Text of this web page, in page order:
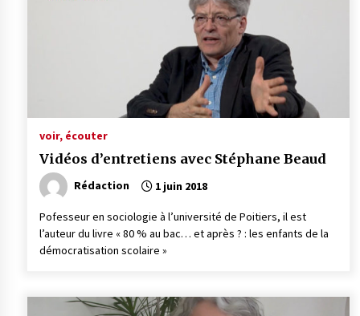
voir, écouter
Vidéos d’entretiens avec Stéphane Beaud
Rédaction 1 juin 2018
Pofesseur en sociologie à l’université de Poitiers, il est
l’auteur du livre « 80 % au bac… et après ? : les enfants de la
démocratisation scolaire »